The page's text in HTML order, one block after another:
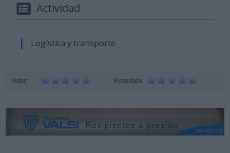
Actividad
| Logística y transporte
Votar: Resultado: